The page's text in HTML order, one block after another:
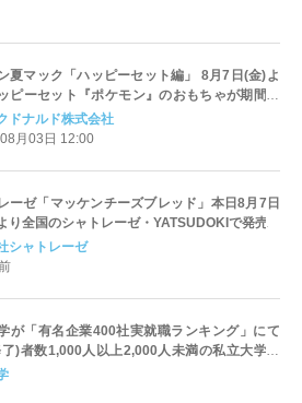
夏マック「ハッピーセット編」 8月7日(金)よ
ピーセット『ポケモン』のおもちゃが期間限
ドナルド株式会社
月03日 12:00
ーゼ「マッケンチーズブレッド」本日8月7日
り全国のシャトレーゼ・YATSUDOKIで発売
シャトレーゼ
が「有名企業400社実就職ランキング」にて
)者数1,000人以上2,000人未満の私立大学で
位を獲得！～実就職率は26.5%（前年比＋
伸長、東京の私立大学でも10位にランクイン